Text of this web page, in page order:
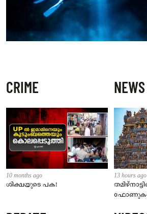
CRIME
10 months ago
ശിക്ഷയുടെ പക!
13 hours ago